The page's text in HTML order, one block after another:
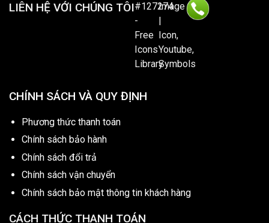
LIÊN HỆ VỚI CHÚNG TÔI
CHÍNH SÁCH VÀ QUY ĐỊNH
Phương thức thanh toán
Chính sách bảo hành
Chính sách đổi trả
Chính sách vận chuyển
Chính sách bảo mật thông tin khách hàng
CÁCH THỨC THANH TOÁN